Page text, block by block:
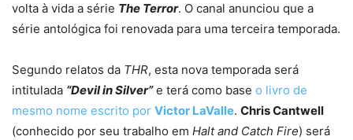
volta à vida a série The Terror. O canal anunciou que a
série antológica foi renovada para uma terceira temporada.
Segundo relatos da THR, esta nova temporada será
intitulada “Devil in Silver”e terá como base o livro de
mesmo nome escrito por Victor LaValle. Chris Cantwell
(conhecido por seu trabalho em Halt and Catch Fire) será